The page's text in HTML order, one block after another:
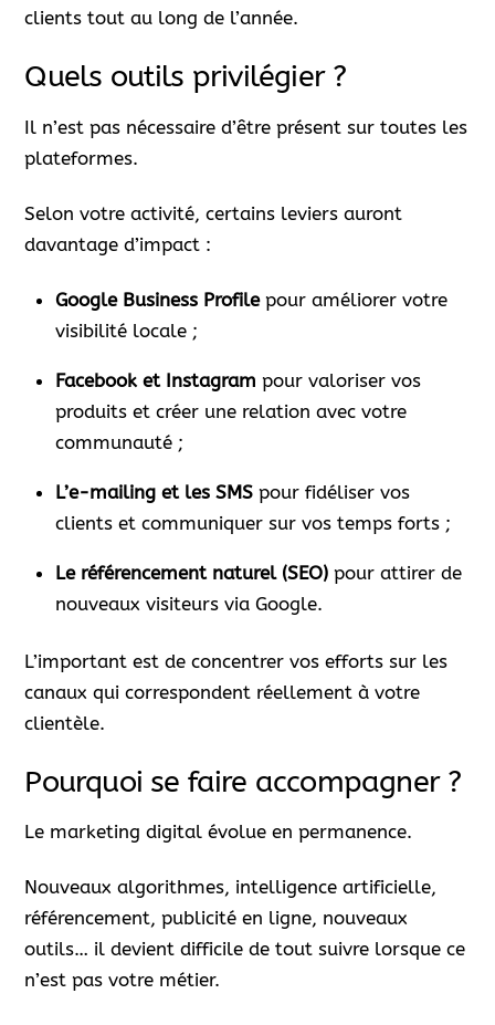
clients tout au long de l’année.
Quels outils privilégier ?
Il n’est pas nécessaire d’être présent sur toutes les
plateformes.
Selon votre activité, certains leviers auront
davantage d’impact :
Google Business Profilepour améliorer votre
visibilité locale ;
Facebook et Instagram pour valoriser vos
produits et créer une relation avec votre
communauté ;
L’e-mailing et les SMSpour fidéliser vos
clients et communiquer sur vos temps forts ;
Le référencement naturel (SEO)pour attirer de
nouveaux visiteurs via Google.
L’important est de concentrer vos efforts sur les
canaux qui correspondent réellement à votre
clientèle.
Pourquoi se faire accompagner ?
Le marketing digital évolue en permanence.
Nouveaux algorithmes, intelligence artificielle,
référencement, publicité en ligne, nouveaux
outils… il devient difficile de tout suivre lorsque ce
n’est pas votre métier.